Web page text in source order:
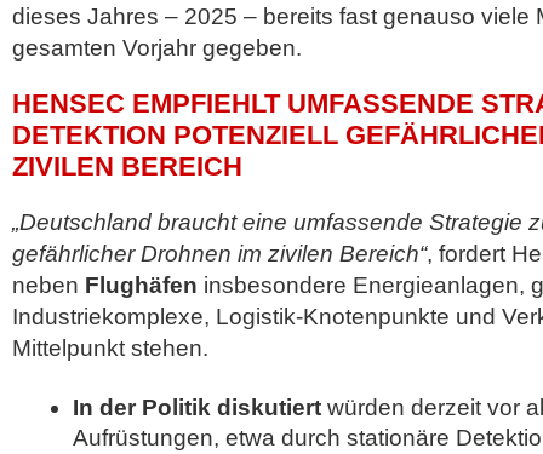
dieses Jahres – 2025 – bereits fast genauso viele
gesamten Vorjahr gegeben.
HENSEC EMPFIEHLT UMFASSENDE
DETEKTION POTENZIELL
ZIVILEN BEREICH
„Deutschland braucht eine umfassende Strategie
gefährlicher Drohnen im zivilen Bereich“, fordert
neben Flughäfen insbesondere Energieanlagen,
Industriekomplexe, Logistik-Knotenpunkte und
Mittelpunkt stehen.
In der Politik diskutiert würden derzeit vor
Aufrüstungen, etwa durch stationäre